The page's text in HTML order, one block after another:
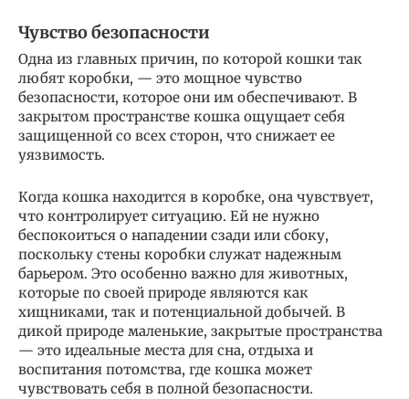
Чувство безопасности
Одна из главных причин, по которой кошки так
любят коробки, — это мощное чувство
безопасности, которое они им обеспечивают. В
закрытом пространстве кошка ощущает себя
защищенной со всех сторон, что снижает ее
уязвимость.
Когда кошка находится в коробке, она чувствует,
что контролирует ситуацию. Ей не нужно
беспокоиться о нападении сзади или сбоку,
поскольку стены коробки служат надежным
барьером. Это особенно важно для животных,
которые по своей природе являются как
хищниками, так и потенциальной добычей. В
дикой природе маленькие, закрытые пространства
— это идеальные места для сна, отдыха и
воспитания потомства, где кошка может
чувствовать себя в полной безопасности.